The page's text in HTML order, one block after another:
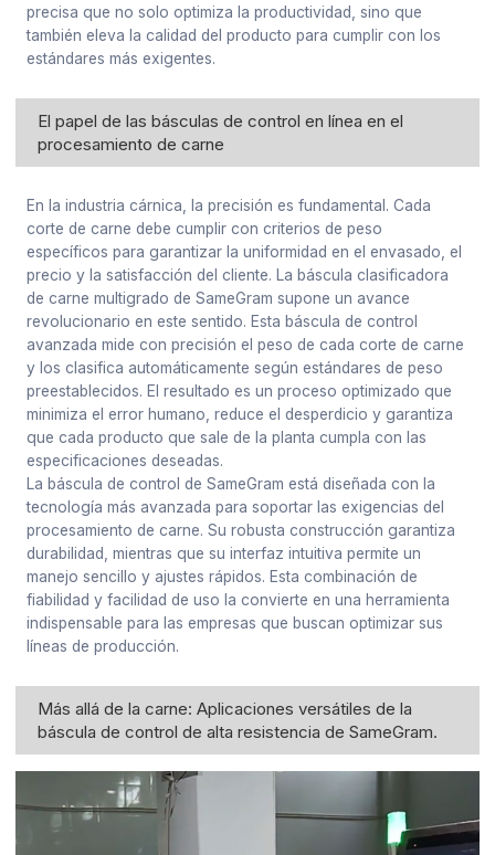
precisa que no solo optimiza la productividad, sino que
también eleva la calidad del producto para cumplir con los
estándares más exigentes.
El papel de las básculas de control en línea en el
procesamiento de carne
En la industria cárnica, la precisión es fundamental. Cada
corte de carne debe cumplir con criterios de peso
específicos para garantizar la uniformidad en el envasado, el
precio y la satisfacción del cliente. La báscula clasificadora
de carne multigrado de SameGram supone un avance
revolucionario en este sentido. Esta báscula de control
avanzada mide con precisión el peso de cada corte de carne
y los clasifica automáticamente según estándares de peso
preestablecidos. El resultado es un proceso optimizado que
minimiza el error humano, reduce el desperdicio y garantiza
que cada producto que sale de la planta cumpla con las
especificaciones deseadas.
La báscula de control de SameGram está diseñada con la
tecnología más avanzada para soportar las exigencias del
procesamiento de carne. Su robusta construcción garantiza
durabilidad, mientras que su interfaz intuitiva permite un
manejo sencillo y ajustes rápidos. Esta combinación de
fiabilidad y facilidad de uso la convierte en una herramienta
indispensable para las empresas que buscan optimizar sus
líneas de producción.
Más allá de la carne: Aplicaciones versátiles de la
báscula de control de alta resistencia de SameGram.